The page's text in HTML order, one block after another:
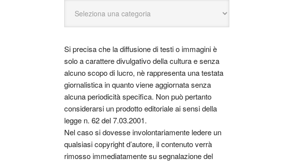
Si precisa che la diffusione di testi o immagini è
solo a carattere divulgativo della cultura e senza
alcuno scopo di lucro, nè rappresenta una testata
giornalistica in quanto viene aggiornata senza
alcuna periodicità specifica. Non può pertanto
considerarsi un prodotto editoriale ai sensi della
legge n. 62 del 7.03.2001.
Nel caso si dovesse involontariamente ledere un
qualsiasi copyright d’autore, il contenuto verrà
rimosso immediatamente su segnalazione del